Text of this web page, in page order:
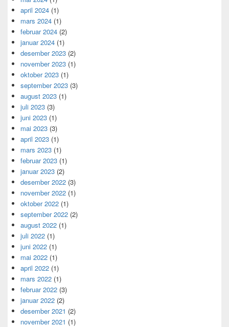
april 2024 (1)
mars 2024 (1)
februar 2024 (2)
januar 2024 (1)
desember 2023 (2)
november 2023 (1)
oktober 2023 (1)
september 2023 (3)
august 2023 (1)
juli 2023 (3)
juni 2023 (1)
mai 2023 (3)
april 2023 (1)
mars 2023 (1)
februar 2023 (1)
januar 2023 (2)
desember 2022 (3)
november 2022 (1)
oktober 2022 (1)
september 2022 (2)
august 2022 (1)
juli 2022 (1)
juni 2022 (1)
mai 2022 (1)
april 2022 (1)
mars 2022 (1)
februar 2022 (3)
januar 2022 (2)
desember 2021 (2)
november 2021 (1)